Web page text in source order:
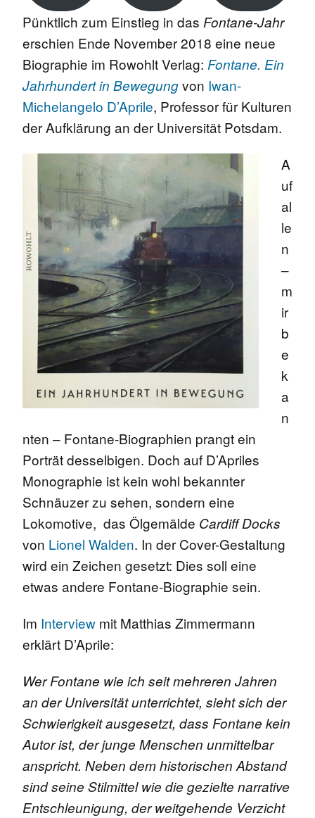
Pünktlich zum Einstieg in das Fontane-Jahr
erschien Ende November 2018 eine neue
Biographie im Rowohlt Verlag: Fontane. Ein
Jahrhundert in Bewegungvon Iwan-
Michelangelo D’Aprile, Professor für Kulturen
der Aufklärung an der Universität Potsdam.
A
uf
al
le
n
–
m
ir
b
e
k
a
n
nten – Fontane-Biographien prangt ein
Porträt desselbigen. Doch auf D’Apriles
Monographie ist kein wohl bekannter
Schnäuzer zu sehen, sondern eine
Lokomotive, das Ölgemälde Cardiff Docks
von Lionel Walden. In der Cover-Gestaltung
wird ein Zeichen gesetzt: Dies soll eine
etwas andere Fontane-Biographie sein.
Im Interview mit Matthias Zimmermann
erklärt D’Aprile:
Wer Fontane wie ich seit mehreren Jahren
an der Universität unterrichtet, sieht sich der
Schwierigkeit ausgesetzt, dass Fontane kein
Autor ist, der junge Menschen unmittelbar
anspricht. Neben dem historischen Abstand
sind seine Stilmittel wie die gezielte narrative
Entschleunigung, der weitgehende Verzicht